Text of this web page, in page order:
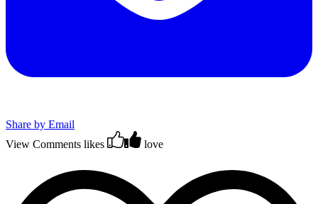
Share by Email
View Comments likes love